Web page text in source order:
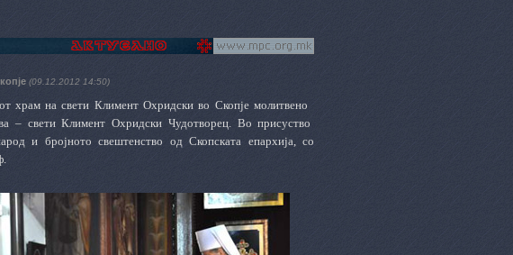
(09.12.2012 14:50)
храм на свети Климент Охридски во Скопје молитвено
– свети Климент Охридски Чудотворец. Во присуство
и бројното свештенство од Скопската епархија, со